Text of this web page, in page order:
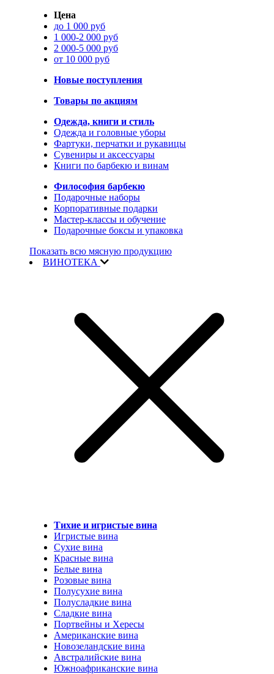
Цена
до 1 000 руб
1 000-2 000 руб
2 000-5 000 руб
от 10 000 руб
Новые поступления
Товары по акциям
Одежда, книги и стиль
Одежда и головные уборы
Фартуки, перчатки и рукавицы
Сувениры и аксессуары
Книги по барбекю и винам
Философия барбекю
Подарочные наборы
Корпоративные подарки
Мастер-классы и обучение
Подарочные боксы и упаковка
Показать всю мясную продукцию
ВИНОТЕКА
Тихие и игристые вина
Игристые вина
Сухие вина
Красные вина
Белые вина
Розовые вина
Полусухие вина
Полусладкие вина
Сладкие вина
Портвейны и Хересы
Американские вина
Новозеландские вина
Австралийские вина
Южноафриканские вина